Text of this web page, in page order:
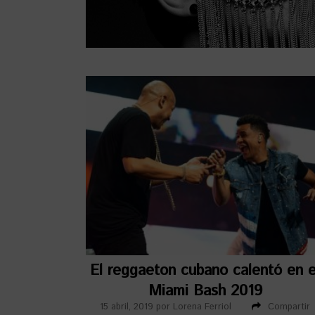
El reggaeton cubano calentó en
Miami Bash 2019
15 abril, 2019 por Lorena Ferriol Compartir